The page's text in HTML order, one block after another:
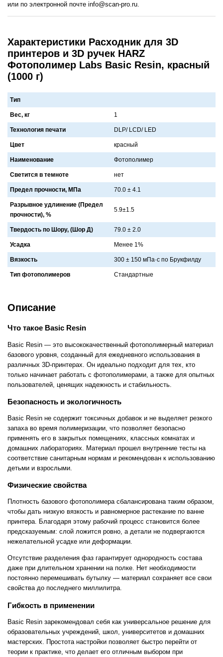
или по электронной почте info@scan-pro.ru.
Характеристики Расходник для 3D
принтеров и 3D ручек HARZ
Фотополимер Labs Basic Resin, красный
(1000 г)
Тип
Вес, кг 1
Технология печати DLP/ LCD/ LED
Цвет крaсный
Наименование Фотополимер
Светится в темноте нет
Предел прочности, МПа 70.0 ± 4.1
Разрывное удлинение (Предел
прочности), %
5.9±1.5
Твердость по Шору, (Шор Д) 79.0 ± 2.0
Усадка Менее 1%
Вязкость 300 ± 150 мПa·с по Брукфилду
Тип фотополимеров Стaндaртные
Описание
Что такое Basic Resin
Basic Resin — это высококачественный фотополимерный материал
базового уровня, созданный для ежедневного использования в
различных 3D-принтерах. Он идеально подходит для тех, кто
только начинает работать с фотополимерами, а также для опытных
пользователей, ценящих надежность и стабильность.
Безопасность и экологичность
Basic Resin не содержит токсичных добавок и не выделяет резкого
запаха во время полимеризации, что позволяет безопасно
применять его в закрытых помещениях, классных комнатах и
домашних лабораториях. Материал прошел внутренние тесты на
соответствие санитарным нормам и рекомендован к использованию
детьми и взрослыми.
Физические свойства
Плотность базового фотополимера сбалансирована таким образом,
чтобы дать низкую вязкость и равномерное растекание по ванне
принтера. Благодаря этому рабочий процесс становится более
предсказуемым: слой ложится ровно, а детали не подвергаются
нежелательной усадке или деформации.
Отсутствие разделения фаз гарантирует однородность состава
даже при длительном хранении на полке. Нет необходимости
постоянно перемешивать бутылку — материал сохраняет все свои
свойства до последнего миллилитра.
Гибкость в применении
Basic Resin зарекомендовал себя как универсальное решение для
образовательных учреждений, школ, университетов и домашних
мастерских. Простота настройки позволяет быстро перейти от
теории к практике, что делает его отличным выбором при